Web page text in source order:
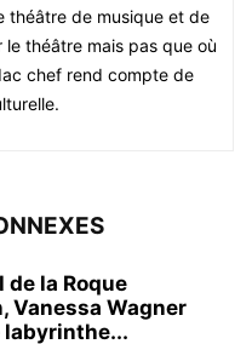
théâtre de musique et de
théâtre mais pas que où
chef rend compte de
de la Roque
Vanessa Wagner